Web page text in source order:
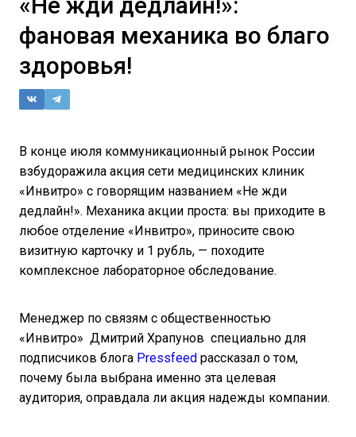
фановая механика во благо
здоровья!
В конце июля коммуникационный рынок России
взбудоражила акция сети медицинских клиник
«Инвитро» с говорящим названием «Не жди
дедлайн!». Механика акции проста: вы приходите в
любое отделение «Инвитро», приносите свою
визитную карточку и 1 рубль, — походите
комплексное лабораторное обследование.
Менеджер по связям с общественностью
«Инвитро» Дмитрий Храпунов специально для
подписчиков блога Pressfeed рассказал о том,
почему была выбрана именно эта целевая
аудитория, оправдала ли акция надежды компании.